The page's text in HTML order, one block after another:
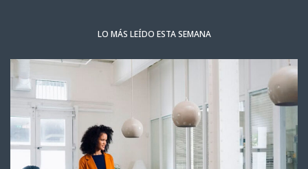
LO MÁS LEÍDO ESTA SEMANA